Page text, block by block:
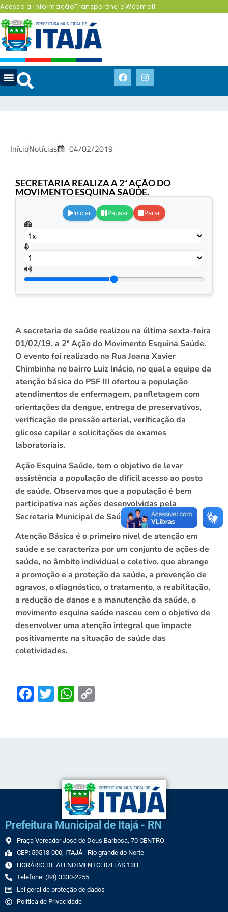
Acesso a InformaçãoTransparênciaWebmail
InícioNotícias 04/02/2019
SECRETARIA REALIZA A 2ª AÇÃO DO
MOVIMENTO ESQUINA SAÚDE.
Iniciar Pausar Parar
A secretaria de saúde realizou na última sexta-feira
01/02/19, a 2ª Ação do Movimento Esquina Saúde.
O evento foi realizado na Rua Joana Xavier
Chimbinha no bairro Luiz Inácio, no qual a equipe da
atenção básica do PSF III ofertou a população
atendimentos de enfermagem, panfletagem com
orientações da dengue, entrega de preservativos,
verificação de pressão arterial, verificação da
glicose capilar e solicitações de exames
laboratoriais.
Ação Esquina Saúde, tem o objetivo de levar
assistência a população de difícil acesso ao posto
de saúde. Observamos que a população é bem
participativa nas ações desenvolvidas pela
Secretaria Municipal de Saúde.
Atenção Básica é o primeiro nível de atenção em
saúde e se caracteriza por um conjunto de ações de
saúde, no âmbito individual e coletivo, que abrange
a promoção e a proteção da saúde, a prevenção de
agravos, o diagnóstico, o tratamento, a reabilitação,
a redução de danos e a manutenção da saúde, o
movimento esquina saúde nasceu com o objetivo de
desenvolver uma atenção integral que impacte
positivamente na situação de saúde das
coletividades.
Facebook
TwitterWhatsApp
Prefeitura Municipal de Itajá - RN
Praça Vereador José de Deus Barbosa, 70 CENTRO
CEP: 59513-000, ITAJÁ - Rio grande do Norte
HORÁRIO DE ATENDIMENTO: 07H ÀS 13H
Telefone: (84) 3330-2255
Lei geral de proteção de dados
Política de Privacidade